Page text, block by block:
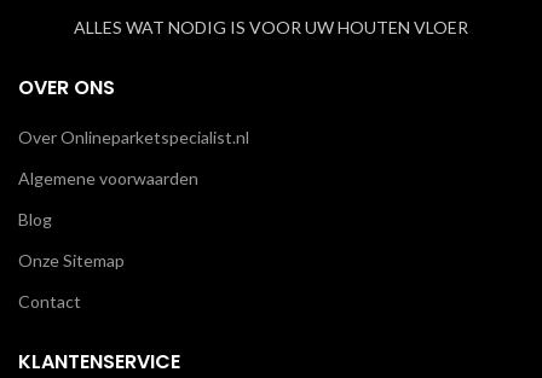
ALLES WAT NODIG IS VOOR UW HOUTEN VLOER
OVER ONS
Over Onlineparketspecialist.nl
Algemene voorwaarden
Blog
Onze Sitemap
Contact
KLANTENSERVICE